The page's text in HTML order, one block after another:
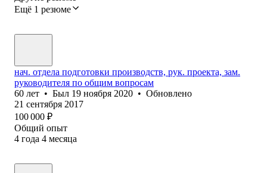
Ещё 1 резюме
нач. отдела подготовки производств, рук. проекта, зам.
руководителя по общим вопросам
60 лет • Был 19 ноября 2020 • Обновлено
21 сентября 2017
100 000 ₽
Общий опыт
4 года 4 месяца